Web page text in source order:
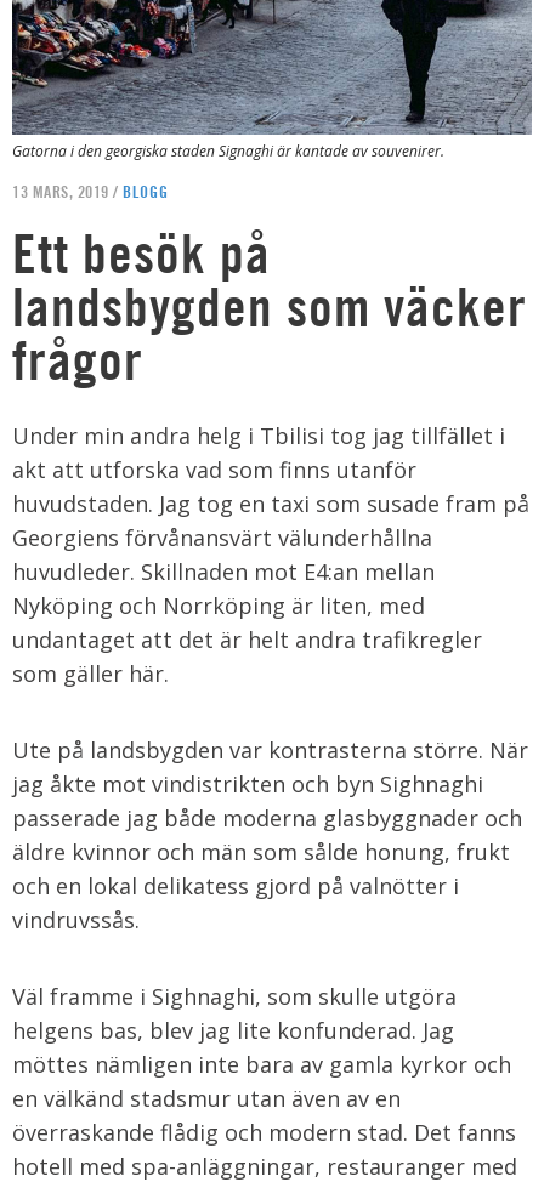
Gatorna i den georgiska staden Signaghi är kantade av souvenirer.
13 MARS, 2019 / BLOGG
Ett besök på
landsbygden som väcker
frågor
Under min andra helg i Tbilisi tog jag tillfället i
akt att utforska vad som finns utanför
huvudstaden. Jag tog en taxi som susade fram på
Georgiens förvånansvärt välunderhållna
huvudleder. Skillnaden mot E4:an mellan
Nyköping och Norrköping är liten, med
undantaget att det är helt andra trafikregler
som gäller här.
Ute på landsbygden var kontrasterna större. När
jag åkte mot vindistrikten och byn Sighnaghi
passerade jag både moderna glasbyggnader och
äldre kvinnor och män som sålde honung, frukt
och en lokal delikatess gjord på valnötter i
vindruvssås.
Väl framme i Sighnaghi, som skulle utgöra
helgens bas, blev jag lite konfunderad. Jag
möttes nämligen inte bara av gamla kyrkor och
en välkänd stadsmur utan även av en
överraskande flådig och modern stad. Det fanns
hotell med spa-anläggningar, restauranger med